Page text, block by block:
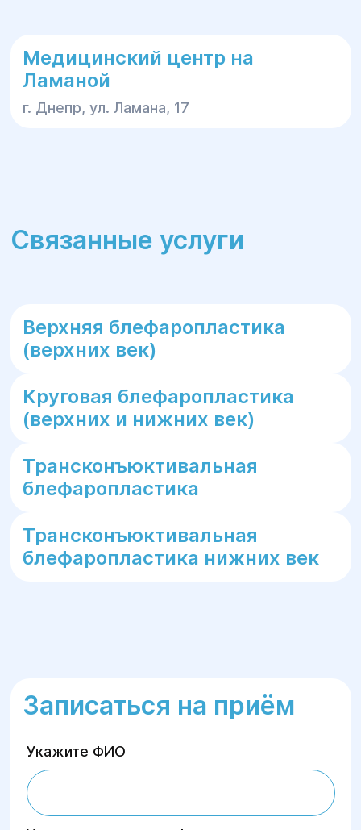
Медицинский центр на
Ламаной
г. Днепр, ул. Ламана, 17
Связанные услуги
Верхняя блефаропластика
(верхних век)
Круговая блефаропластика
(верхних и нижних век)
Трансконъюктивальная
блефаропластика
Трансконъюктивальная
блефаропластика нижних век
Записаться на приём
Укажите ФИО